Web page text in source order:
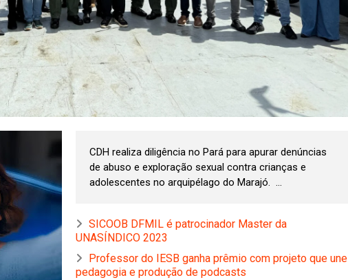
CDH realiza diligência no Pará para apurar denúncias
de abuso e exploração sexual contra crianças e
adolescentes no arquipélago do Marajó. ...
SICOOB DFMIL é patrocinador Master da
UNASÍNDICO 2023
Professor do IESB ganha prêmio com projeto que une
pedagogia e produção de podcasts